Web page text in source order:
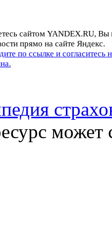
сайтом YANDEX.RU, Вы
прямо на сайте Яндекс.
по ссылке и согласитесь
может